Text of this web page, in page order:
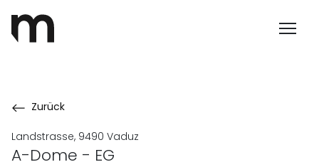
Zurück
Landstrasse, 9490 Vaduz
A-Dome - EG